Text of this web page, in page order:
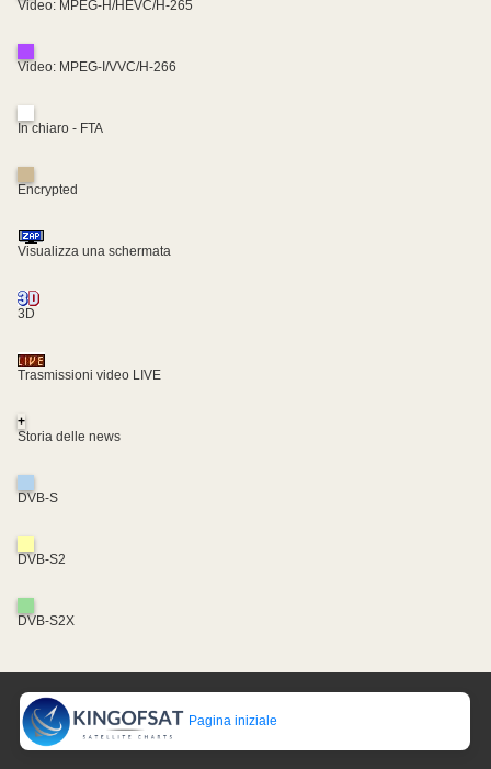
Video: MPEG-H/HEVC/H-265
Video: MPEG-I/VVC/H-266
In chiaro - FTA
Encrypted
Visualizza una schermata
3D
Trasmissioni video LIVE
+
Storia delle news
DVB-S
DVB-S2
DVB-S2X
Pagina iniziale